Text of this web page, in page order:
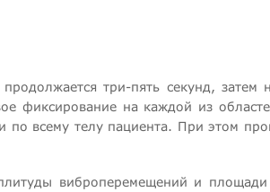
три-пять секунд,
фиксирование на каждой из
всему телу пациента. При этом
виброперемещений и